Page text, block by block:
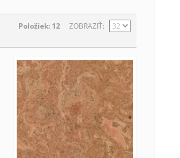
Položiek: 12 ZOBRAZIŤ